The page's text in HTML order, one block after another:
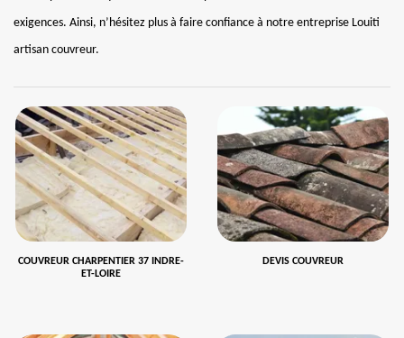
exigences. Ainsi, n’hésitez plus à faire confiance à notre entreprise Louiti
artisan couvreur.
COUVREUR CHARPENTIER 37 INDRE-
ET-LOIRE
DEVIS COUVREUR